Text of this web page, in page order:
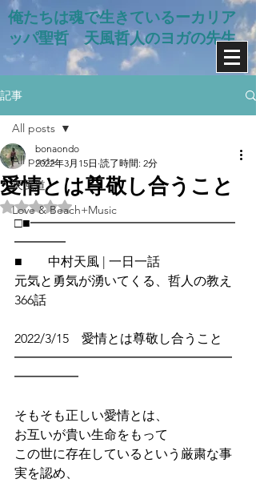
俺たちは魂で生きているー​カリア
ッパ聖哲 天風哲人のヨガの先生
記事
All posts
天風道
Love & Beach+Music
All posts
愛情とは尊敬し合うこと
bonaondo
2022年3月15日 読了時間: 2分
5つ星のうちNaNと評価されています。
□■━━━━━━━━━━━━━━━━
━━━━
■　　中村天風 | 一日一話
元気と勇気が湧いてくる、哲人の教え
366話
2022/3/15　愛情とは尊敬し合うこと
━━━━━━━━━━━━━━━━━
━━━━━
そもそも正しい愛情とは、
お互いが貴い生命をもって
この世に存在しているという厳粛な事
実を認め、